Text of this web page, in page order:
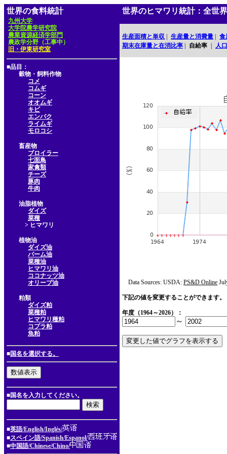
世界の食料統計
九州大学
大学院農学研究院
農業資源経済学部門
農政学分野（工事中）
旧・伊東研究室
■品目：
穀物・飼料作物
コメ
コムギ
コーン
オオムギ
キビ
エンバク
ライムギ
モロコシ
畜産物
ブロイラー
七面鳥
家禽類
チーズ
豚肉
牛肉
油脂植物
ダイズ
菜種
> ヒマワリ
植物油
ダイズ油
パーム油
菜種油
ヒマワリ油
ココナッツ油
オリーブ油
粕類
ダイズ粕
菜種粕
ヒマワリ種粕
コプラ粕
魚粕
■国名を選択する。
■国名を入力してください。
■英語/English/Inglés/
■スペイン語/Spanish/Espanol/
■中国語/Chinese/Chino/
世界のヒマワリ統計：全世界
生産面積と単収 生産量と消費量
食
期末在庫量と在消比率
自給率 人口
Data Sources: USDA: PS&D Online
下記の値を変更することができます。
年度（1964～2026）：
～